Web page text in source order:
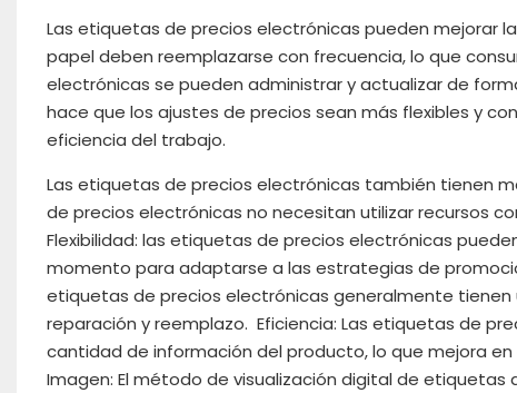
Las etiquetas de precios electrónicas pueden mejorar
papel deben reemplazarse con frecuencia, lo que
electrónicas se pueden administrar y actualizar de
hace que los ajustes de precios sean más flexibles y
eficiencia del trabajo.
Las etiquetas de precios electrónicas también tienen
de precios electrónicas no necesitan utilizar recursos
Flexibilidad: las etiquetas de precios electrónicas
momento para adaptarse a las estrategias de
etiquetas de precios electrónicas generalmente
reparación y reemplazo. Eficiencia: Las etiquetas de
cantidad de información del producto, lo que mejora
Imagen: El método de visualización digital de